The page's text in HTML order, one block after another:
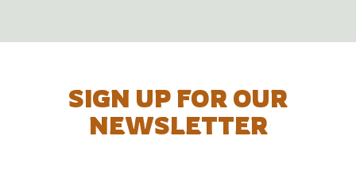
SIGN UP FOR OUR
NEWSLETTER